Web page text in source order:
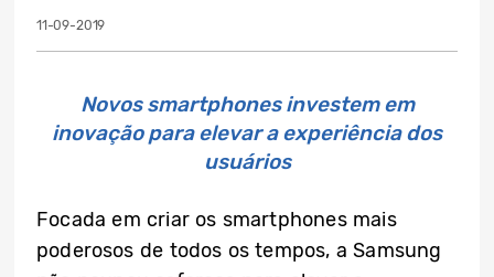
11-09-2019
Novos smartphones investem em
inovação para elevar a experiência dos
usuários
Focada em criar os smartphones mais
poderosos de todos os tempos, a Samsung